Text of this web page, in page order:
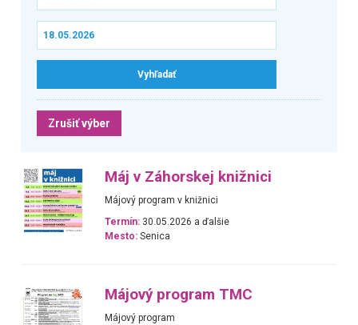
Zrušiť výber
Máj v Záhorskej knižnici
Májový program v knižnici
Termín: 30.05.2026 a ďalšie
Mesto: Senica
Májový program TMC
Májový program